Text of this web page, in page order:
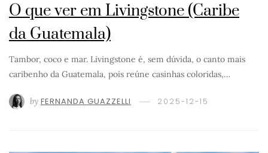
O que ver em Livingstone (Caribe
da Guatemala)
Tambor, coco e mar. Livingstone é, sem dúvida, o canto mais
caribenho da Guatemala, pois reúne casinhas coloridas,…
by FERNANDA GUAZZELLI 2025-12-15